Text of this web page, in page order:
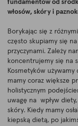
fundamentów od
włosów, skóry i
Borykając się z
często skupiamy się
przyczynami. Zależy
koncentrujemy się na
Kosmetyków
mamy coraz większe
holistycznym
uwagę na wpływ
skóry. Kiedy mamy
kiepską dietą, po